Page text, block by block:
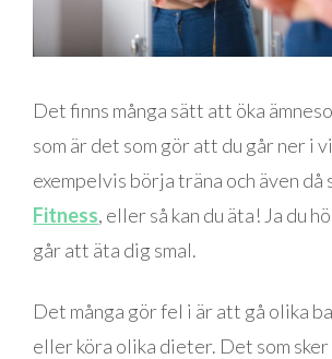
Det finns många sätt att öka
som är det som gör att du går ner i
exempelvis börja träna och även då
Fitness, eller så kan du äta! Ja du
går att äta dig smal.
Det många gör fel i är att gå olika
eller köra olika dieter. Det som